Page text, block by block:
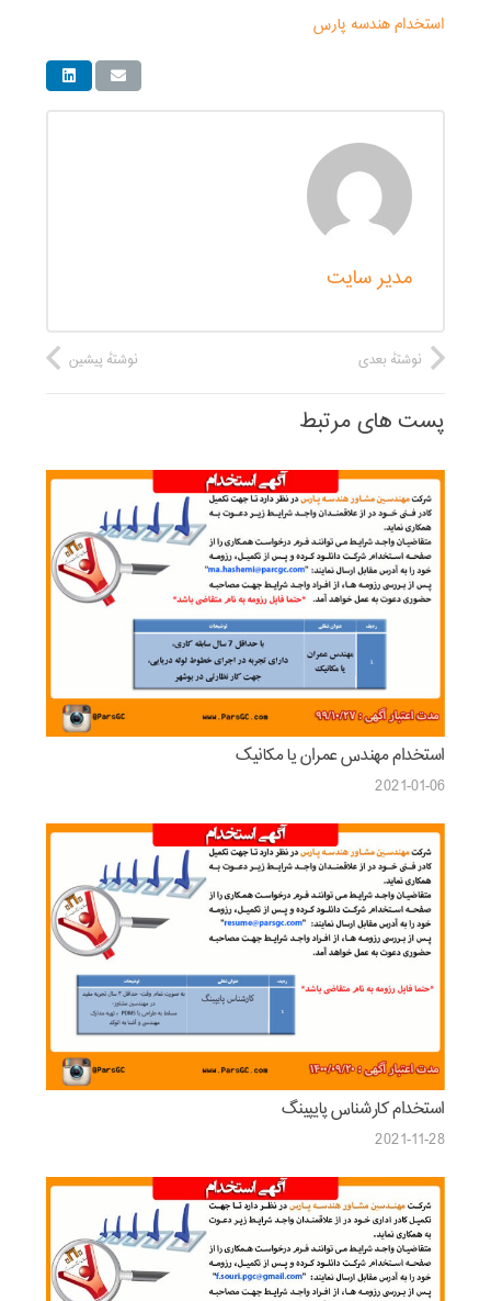
استخدام هندسه پارس
مدیر سایت
نوشتهٔ پیشین نوشتهٔ بعدی
پست های مرتبط
استخدام مهندس عمران یا مکانیک
2021-01-06
استخدام کارشناس پایپینگ
2021-11-28